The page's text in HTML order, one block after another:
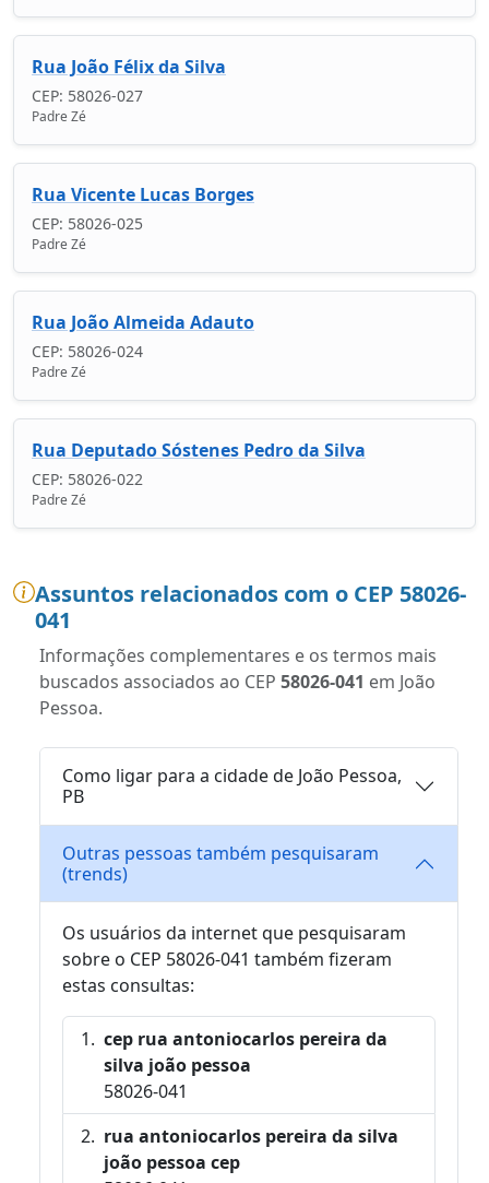
Rua João Félix da Silva
CEP: 58026-027
Padre Zé
Rua Vicente Lucas Borges
CEP: 58026-025
Padre Zé
Rua João Almeida Adauto
CEP: 58026-024
Padre Zé
Rua Deputado Sóstenes Pedro da Silva
CEP: 58026-022
Padre Zé
Assuntos relacionados com o CEP 58026-
041
Informações complementares e os termos mais
buscados associados ao CEP 58026-041 em João
Pessoa.
Como ligar para a cidade de João Pessoa,
PB
Outras pessoas também pesquisaram
(trends)
Os usuários da internet que pesquisaram
sobre o CEP 58026-041 também fizeram
estas consultas:
cep rua antoniocarlos pereira da
silva joão pessoa
58026-041
rua antoniocarlos pereira da silva
joão pessoa cep